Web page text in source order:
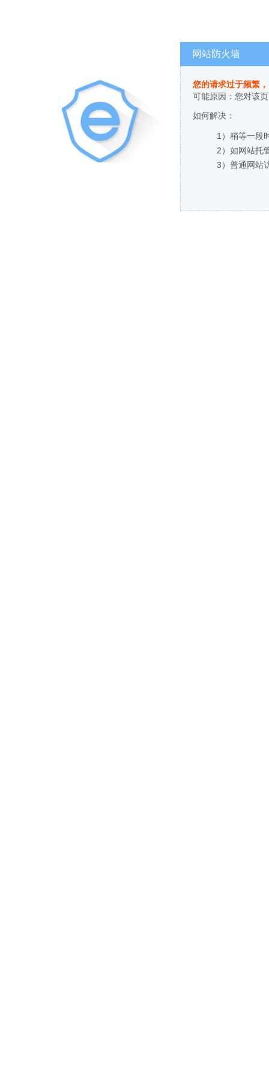
网站防火墙
您的请求过于频繁
可能原因：您对该
如何解决：
1）稍等一段
2）如网站托
3）普通网站